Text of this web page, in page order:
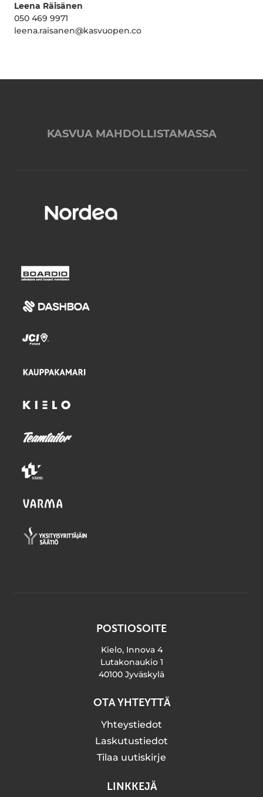
Leena Räisänen
050 469 9971
leena.raisanen@kasvuopen.co
KASVUA MAHDOLLISTAMASSA
POSTIOSOITE
Kielo, Innova 4
Lutakonaukio 1
40100 Jyväskylä
OTA YHTEYTTÄ
Yhteystiedot
Laskutustiedot
Tilaa uutiskirje
LINKKEJÄ